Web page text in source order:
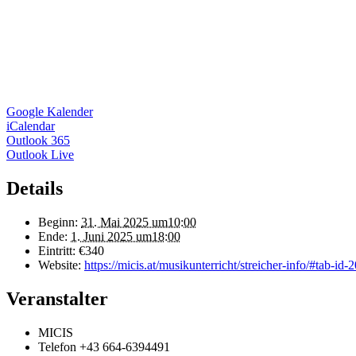
Google Kalender
iCalendar
Outlook 365
Outlook Live
Details
Beginn: 31. Mai 2025 um10:00
Ende: 1. Juni 2025 um18:00
Eintritt: €340
Website: https://micis.at/musikunterricht/streicher-info/#tab-id-
Veranstalter
MICIS
Telefon +43 664-6394491